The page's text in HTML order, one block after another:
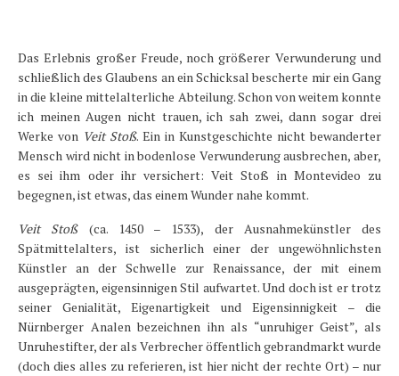
Das Erlebnis großer Freude, noch größerer Verwunderung und
schließlich des Glaubens an ein Schicksal bescherte mir ein Gang
in die kleine mittelalterliche Abteilung. Schon von weitem konnte
ich meinen Augen nicht trauen, ich sah zwei, dann sogar drei
Werke von Veit Stoß. Ein in Kunstgeschichte nicht bewanderter
Mensch wird nicht in bodenlose Verwunderung ausbrechen, aber,
es sei ihm oder ihr versichert: Veit Stoß in Montevideo zu
begegnen, ist etwas, das einem Wunder nahe kommt.
Veit Stoß(ca. 1450 – 1533), der Ausnahmekünstler des
Spätmittelalters, ist sicherlich einer der ungewöhnlichsten
Künstler an der Schwelle zur Renaissance, der mit einem
ausgeprägten, eigensinnigen Stil aufwartet. Und doch ist er trotz
seiner Genialität, Eigenartigkeit und Eigensinnigkeit – die
Nürnberger Analen bezeichnen ihn als “unruhiger Geist”, als
Unruhestifter, der als Verbrecher öffentlich gebrandmarkt wurde
(doch dies alles zu referieren, ist hier nicht der rechte Ort) – nur